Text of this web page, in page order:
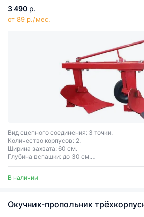
3 490 р.
от 89 р./мес.
Вид сцепного соединения: 3 точки.
Количество корпусов: 2.
Ширина захвата: 60 см.
Глубина вспашки: до 30 см.
Вес: 70 кг.
В наличии
Окучник-пропольник